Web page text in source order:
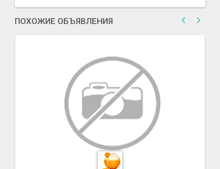
ПОХОЖИЕ ОБЪЯВЛЕНИЯ